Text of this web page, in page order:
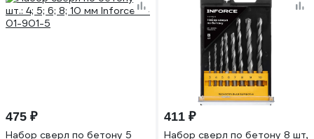
475 ₽
Набор сверл по бетону 5
411 ₽
Набор сверл по бетону 8 шт,